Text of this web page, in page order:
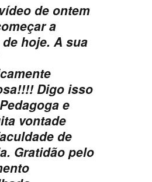
de ontem
a
hoje. A sua
Digo isso
e
vontade
de
Gratidão pelo